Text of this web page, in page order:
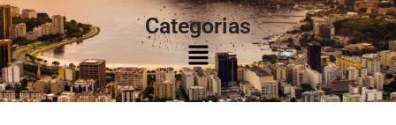
Categorias